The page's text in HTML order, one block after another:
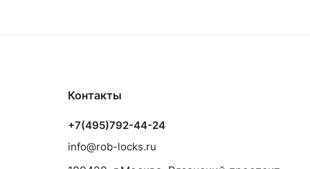
Контакты
+7(495)792-44-24
info@rob-locks.ru